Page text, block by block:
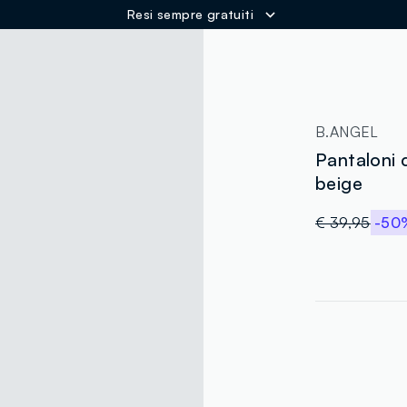
Resi sempre gratuiti
B.ANGEL
Pantaloni
beige
€ 39,95 -